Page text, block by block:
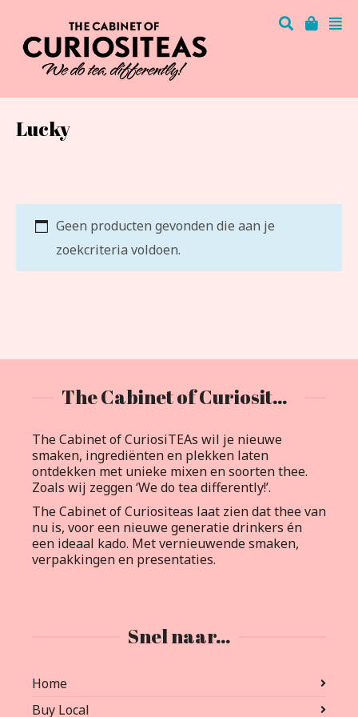
Lucky
Geen producten gevonden die aan je
zoekcriteria voldoen.
The Cabinet of Curiositeas
The Cabinet of CuriosiTEAs wil je nieuwe
smaken, ingrediënten en plekken laten
ontdekken met unieke mixen en soorten thee.
Zoals wij zeggen ‘We do tea differently!’.
The Cabinet of Curiositeas laat zien dat thee van
nu is, voor een nieuwe generatie drinkers én
een ideaal kado. Met vernieuwende smaken,
verpakkingen en presentaties.
Snel naar…
Home
Buy Local